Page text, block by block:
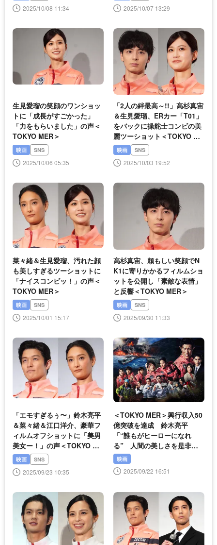
2025/10/08 11:34 2025/10/07 13:29
生見愛瑠の笑顔のワンショッ
トに「成長がすごかった」
「力をもらいました」の声＜
TOKYO MER＞
映画 SNS
2025/10/06 05:35
「2人の絆最高～!!」高杉真宙
＆生見愛瑠、ERカー「T01」
をバックに操舵士コンビの美
麗ツーショット＜TOKYO ME
R＞
映画 SNS
2025/10/03 19:52
菜々緒＆生見愛瑠、汚れた顔
も美しすぎるツーショットに
「ナイスコンビッ！」の声＜
TOKYO MER＞
映画 SNS
2025/10/01 15:17
高杉真宙、頼もしい笑顔でN
K1に寄りかかるフィルムショ
ットを公開し「素敵な表情」
と反響＜TOKYO MER＞
映画 SNS
2025/09/30 11:33
「エモすぎるぅ〜」鈴木亮平
＆菜々緒＆江口洋介、豪華フ
ィルムオフショットに「美男
美女ー！」の声＜TOKYO ME
R＞
映画 SNS
2025/09/23 10:35
＜TOKYO MER＞興行収入50
億突破を達成 鈴木亮平
「“誰もがヒーローになれ
る” 人間の美しさを是非劇
場で感じてください」
映画
2025/09/22 16:51